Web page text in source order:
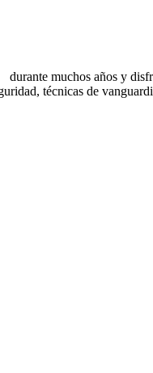
durante muchos años y
técnicas de